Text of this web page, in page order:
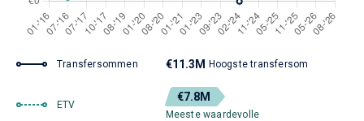
Transfersommen €11.3M Hoogste transfersom
ETV
€7.8M
Meeste waardevolle